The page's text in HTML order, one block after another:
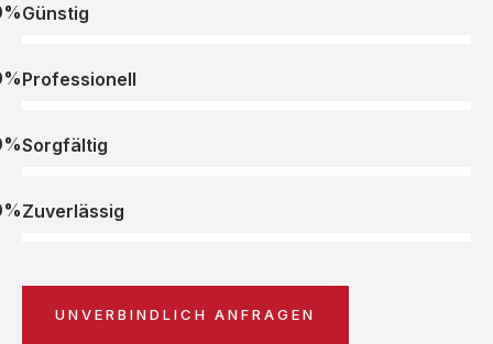
Günstig
Professionell
Sorgfältig
Zuverlässig
UNVERBINDLICH ANFRAGEN